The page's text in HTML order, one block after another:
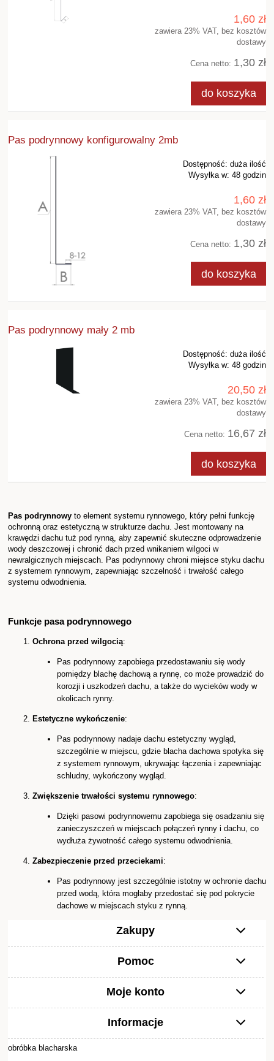
1,60 zł
zawiera 23% VAT, bez kosztów
dostawy
Cena netto: 1,30 zł
do koszyka
Pas podrynnowy konfigurowalny 2mb
Dostępność: duża ilość
Wysyłka w: 48 godzin
1,60 zł
zawiera 23% VAT, bez kosztów
dostawy
Cena netto: 1,30 zł
do koszyka
Pas podrynnowy mały 2 mb
Dostępność: duża ilość
Wysyłka w: 48 godzin
20,50 zł
zawiera 23% VAT, bez kosztów
dostawy
Cena netto: 16,67 zł
do koszyka
Pas podrynnowy to element systemu rynnowego, który pełni funkcję
ochronną oraz estetyczną w strukturze dachu. Jest montowany na
krawędzi dachu tuż pod rynną, aby zapewnić skuteczne odprowadzenie
wody deszczowej i chronić dach przed wnikaniem wilgoci w
newralgicznych miejscach. Pas podrynnowy chroni miejsce styku dachu
z systemem rynnowym, zapewniając szczelność i trwałość całego
systemu odwodnienia.
Funkcje pasa podrynnowego
Ochrona przed wilgocią:
Pas podrynnowy zapobiega przedostawaniu się wody
pomiędzy blachę dachową a rynnę, co może prowadzić do
korozji i uszkodzeń dachu, a także do wycieków wody w
okolicach rynny.
Estetyczne wykończenie:
Pas podrynnowy nadaje dachu estetyczny wygląd,
szczególnie w miejscu, gdzie blacha dachowa spotyka się
z systemem rynnowym, ukrywając łączenia i zapewniając
schludny, wykończony wygląd.
Zwiększenie trwałości systemu rynnowego:
Dzięki pasowi podrynnowemu zapobiega się osadzaniu się
zanieczyszczeń w miejscach połączeń rynny i dachu, co
wydłuża żywotność całego systemu odwodnienia.
Zabezpieczenie przed przeciekami:
Pas podrynnowy jest szczególnie istotny w ochronie dachu
przed wodą, która mogłaby przedostać się pod pokrycie
dachowe w miejscach styku z rynną.
Zakupy
Pomoc
Moje konto
Informacje
obróbka blacharska